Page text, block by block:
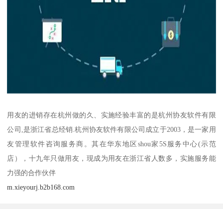
用友的进销存在杭州做的久、实施经验丰富的是杭州协友软件有限
公司,是浙江省总经销.杭州协友软件有限公司成立于2003，是一家用
友管理软件咨询服务商。其在华东地区shou家5S服务中心(示范
店），十九年只做用友，现成为用友在浙江省人数多，实施服务能
力强的合作伙伴
m.xieyourj.b2b168.com